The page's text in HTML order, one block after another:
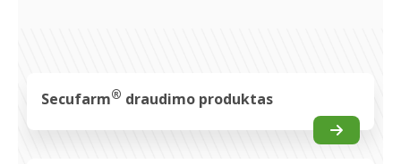
Secufarm® draudimo produktas